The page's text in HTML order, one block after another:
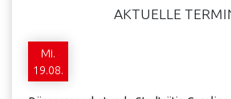
AKTUELLE
Mi.
19.08.